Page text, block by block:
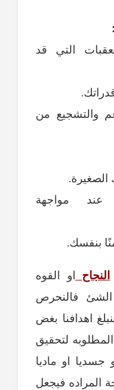
التي قد
والتشجيع من
الصغيرة.
مواجهة
بنفسك.
النجاح
او القوه
الشئ فالنحرص
اهدافنا بغض
لتحقيق
او ماديا
المراده فيجعل